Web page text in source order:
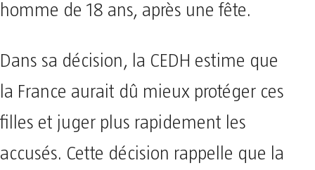
homme de 18 ans, après une fête.
Dans sa décision, la CEDH estime que
la France aurait dû mieux protéger ces
filles et juger plus rapidement les
accusés. Cette décision rappelle que la